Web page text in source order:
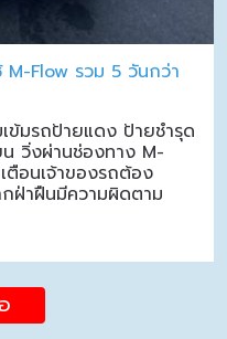
Flow รวม 5 วันกว่า
ข้มรถป้ายแดง ป้ายชำรุด
วิ่งผ่านช่องทาง M-
อนเจ้าของรถต้อง
กฝ่าฝืนมีความผิดตาม